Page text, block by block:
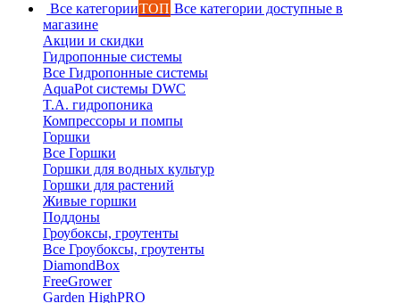
Все категорииТОП Все категории доступные в
магазине
Акции и скидки
Гидропонные системы
Все Гидропонные системы
AquaPot системы DWC
T.A. гидропоника
Компрессоры и помпы
Горшки
Все Горшки
Горшки для водных культур
Горшки для растений
Живые горшки
Поддоны
Гроубоксы, гроутенты
Все Гроубоксы, гроутенты
DiamondBox
FreeGrower
Garden HighPRO